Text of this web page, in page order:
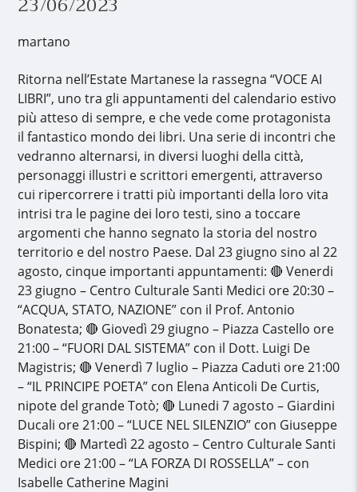
martano
Ritorna nell’Estate Martanese la rassegna “VOCE AI
LIBRI”, uno tra gli appuntamenti del calendario estivo
più atteso di sempre, e che vede come protagonista
il fantastico mondo dei libri. Una serie di incontri che
vedranno alternarsi, in diversi luoghi della città,
personaggi illustri e scrittori emergenti, attraverso
cui ripercorrere i tratti più importanti della loro vita
intrisi tra le pagine dei loro testi, sino a toccare
argomenti che hanno segnato la storia del nostro
territorio e del nostro Paese. Dal 23 giugno sino al 22
agosto, cinque importanti appuntamenti: 🔴 Venerdi
23 giugno – Centro Culturale Santi Medici ore 20:30 –
“ACQUA, STATO, NAZIONE” con il Prof. Antonio
Bonatesta; 🔴 Giovedì 29 giugno – Piazza Castello ore
21:00 – “FUORI DAL SISTEMA” con il Dott. Luigi De
Magistris; 🔴 Venerdì 7 luglio – Piazza Caduti ore 21:00
– “IL PRINCIPE POETA” con Elena Anticoli De Curtis,
nipote del grande Totò; 🔴 Lunedi 7 agosto – Giardini
Ducali ore 21:00 – “LUCE NEL SILENZIO” con Giuseppe
Bispini; 🔴 Martedì 22 agosto – Centro Culturale Santi
Medici ore 21:00 – “LA FORZA DI ROSSELLA” – con
Isabelle Catherine Magini